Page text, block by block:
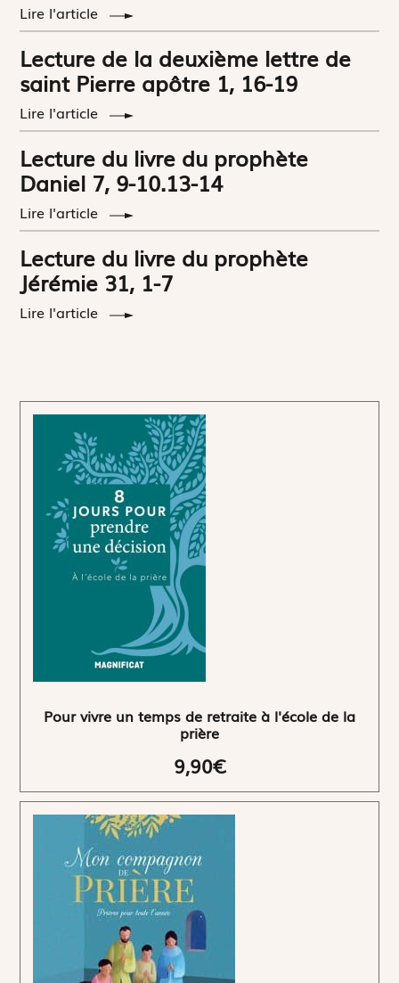
Lire l'article
Lecture de la deuxième lettre de
saint Pierre apôtre 1, 16-19
Lire l'article
Lecture du livre du prophète
Daniel 7, 9-10.13-14
Lire l'article
Lecture du livre du prophète
Jérémie 31, 1-7
Lire l'article
Pour vivre un temps de retraite à l'école de la
prière
9,90€